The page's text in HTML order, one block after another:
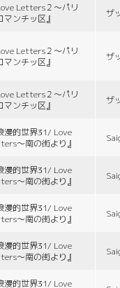
Letters２〜パリ
マンチッ区』
ザ
Letters２〜パリ
マンチッ区』
ザ
Letters２〜パリ
マンチッ区』
ザ
漫的世界31/ Love
〜南の街より』
漫的世界31/ Love
〜南の街より』
漫的世界31/ Love
〜南の街より』
漫的世界31/ Love
〜南の街より』
漫的世界31/ Love